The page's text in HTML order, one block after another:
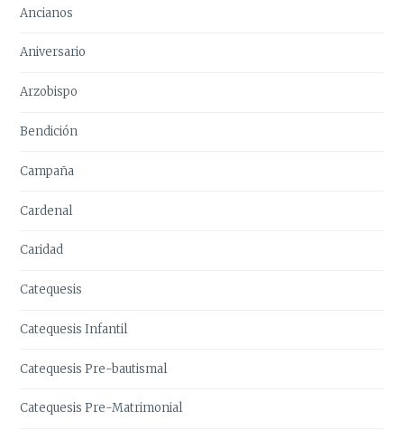
Ancianos
Aniversario
Arzobispo
Bendición
Campaña
Cardenal
Caridad
Catequesis
Catequesis Infantil
Catequesis Pre-bautismal
Catequesis Pre-Matrimonial